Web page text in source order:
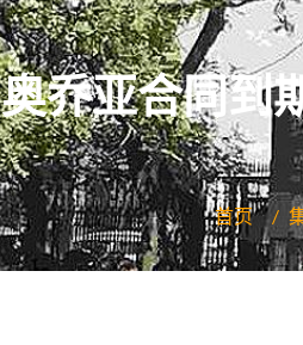
奥乔亚合同到
首页